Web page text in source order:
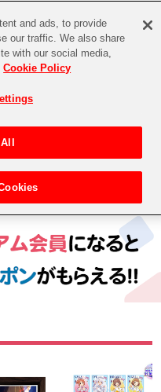
EVENT
電子書籍
ASOBI STAGE
> アイドルマスター シンデレラガールズ
and ads, to provide
our traffic. We also share
with our social media,
Cookie Policy